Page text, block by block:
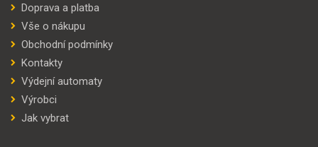
Doprava a platba
Vše o nákupu
Obchodní podmínky
Kontakty
Výdejní automaty
Výrobci
Jak vybrat